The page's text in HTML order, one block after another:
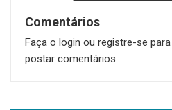
Comentários
Faça o login ou registre-se para
postar comentários